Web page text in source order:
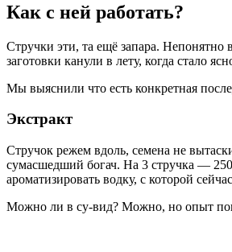
Как с ней работать?
Стручки эти, та ещё запара. Непонятно
заготовки канули в лету, когда стало
Мы выяснили что есть конкретная
Экстракт
Стручок режем вдоль, семена не
сумасшедший богач. На 3 стручка —
ароматизировать водку, с которой
Можно ли в су-вид? Можно, но опыт